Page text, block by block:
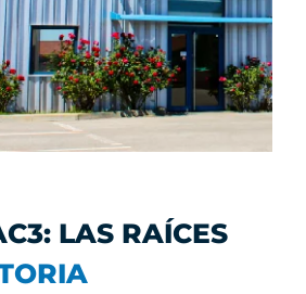
LAS RAÍCES